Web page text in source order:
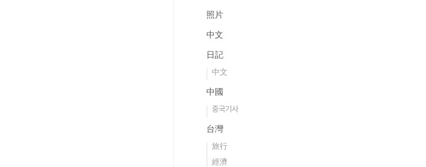
照片
中文
日記
中文
中國
중국기사
台灣
旅行
經濟